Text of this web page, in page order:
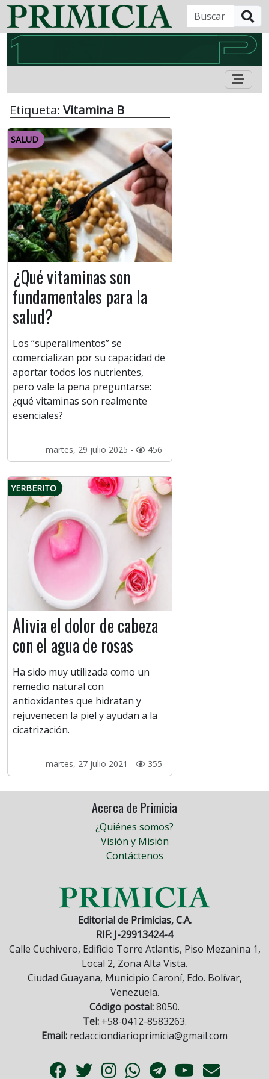
Etiqueta: Vitamina B
SALUD
¿Qué vitaminas son
fundamentales para la
salud?
Los “superalimentos” se
comercializan por su capacidad de
aportar todos los nutrientes,
pero vale la pena preguntarse:
¿qué vitaminas son realmente
esenciales?
martes, 29 julio 2025 - 456
YERBERITO
Alivia el dolor de cabeza
con el agua de rosas
Ha sido muy utilizada como un
remedio natural con
antioxidantes que hidratan y
rejuvenecen la piel y ayudan a la
cicatrización.
martes, 27 julio 2021 - 355
Acerca de Primicia
¿Quiénes somos?
Visión y Misión
Contáctenos
Editorial de Primicias, C.A.
RIF: J-29913424-4
Calle Cuchivero, Edificio Torre Atlantis, Piso Mezanina 1,
Local 2, Zona Alta Vista.
Ciudad Guayana, Municipio Caroní, Edo. Bolívar,
Venezuela.
Código postal:8050.
Tel:+58-0412-8583263.
Email: redacciondiarioprimicia@gmail.com